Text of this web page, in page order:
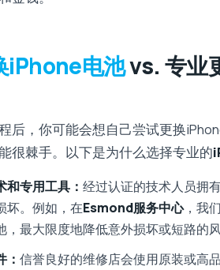
iPhone电池vs. 专业
后，你可能会想自己尝试更换
很棘手。以下是为什么选择专业的
和专用工具： 经过认证的技术人员拥
坏。例如，在Esmond服务中心，我
，最大限度地降低意外损坏或短路的风
： 信誉良好的维修店会使用原装或高